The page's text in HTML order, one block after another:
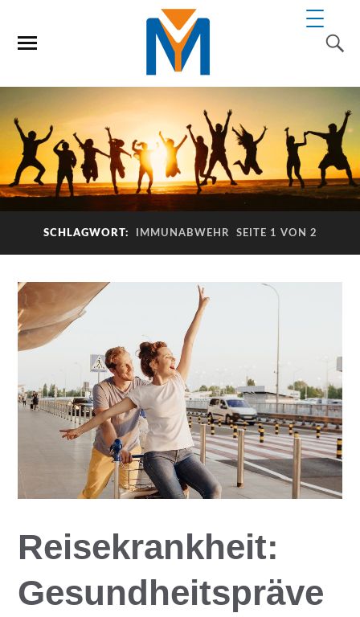
SCHLAGWORT: IMMUNABWEHR SEITE 1 VON 2
Reisekrankheit:
Gesundheitspräve